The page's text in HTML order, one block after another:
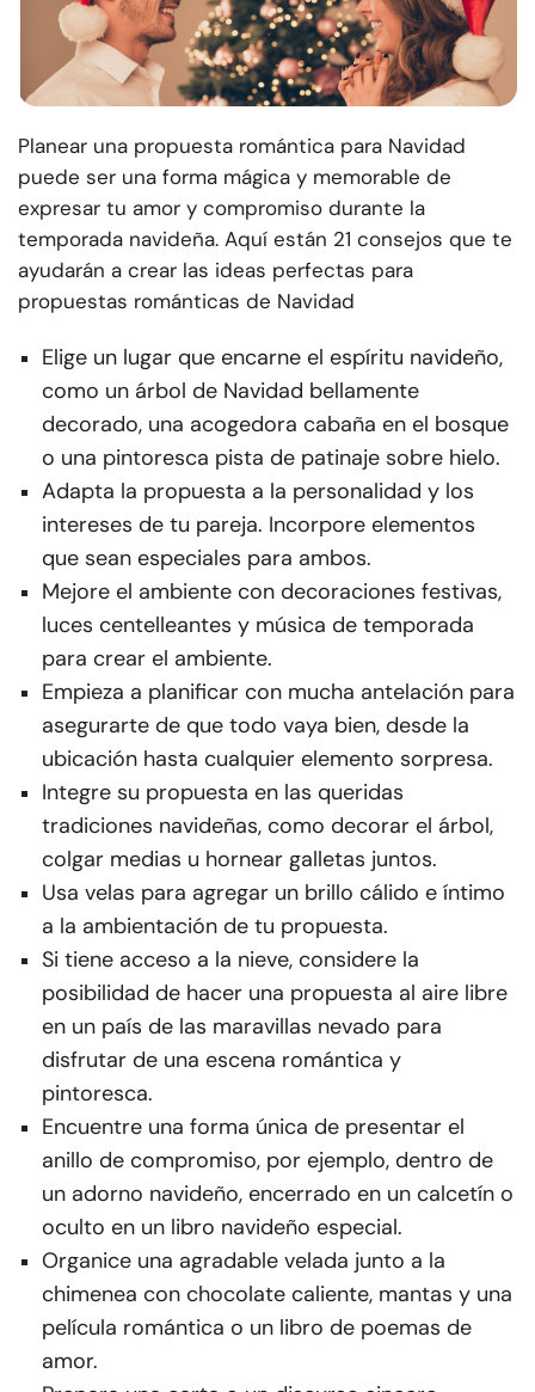
Planear una propuesta romántica para Navidad
puede ser una forma mágica y memorable de
expresar tu amor y compromiso durante la
temporada navideña. Aquí están 21 consejos que te
ayudarán a crear las ideas perfectas para
propuestas románticas de Navidad
Elige un lugar que encarne el espíritu navideño,
como un árbol de Navidad bellamente
decorado, una acogedora cabaña en el bosque
o una pintoresca pista de patinaje sobre hielo.
Adapta la propuesta a la personalidad y los
intereses de tu pareja. Incorpore elementos
que sean especiales para ambos.
Mejore el ambiente con decoraciones festivas,
luces centelleantes y música de temporada
para crear el ambiente.
Empieza a planificar con mucha antelación para
asegurarte de que todo vaya bien, desde la
ubicación hasta cualquier elemento sorpresa.
Integre su propuesta en las queridas
tradiciones navideñas, como decorar el árbol,
colgar medias u hornear galletas juntos.
Usa velas para agregar un brillo cálido e íntimo
a la ambientación de tu propuesta.
Si tiene acceso a la nieve, considere la
posibilidad de hacer una propuesta al aire libre
en un país de las maravillas nevado para
disfrutar de una escena romántica y
pintoresca.
Encuentre una forma única de presentar el
anillo de compromiso, por ejemplo, dentro de
un adorno navideño, encerrado en un calcetín o
oculto en un libro navideño especial.
Organice una agradable velada junto a la
chimenea con chocolate caliente, mantas y una
película romántica o un libro de poemas de
amor.